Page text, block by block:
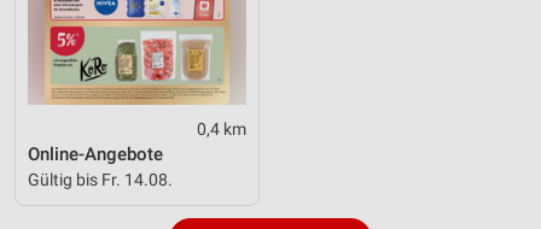
0,4 km
Online-Angebote
Gültig bis Fr. 14.08.